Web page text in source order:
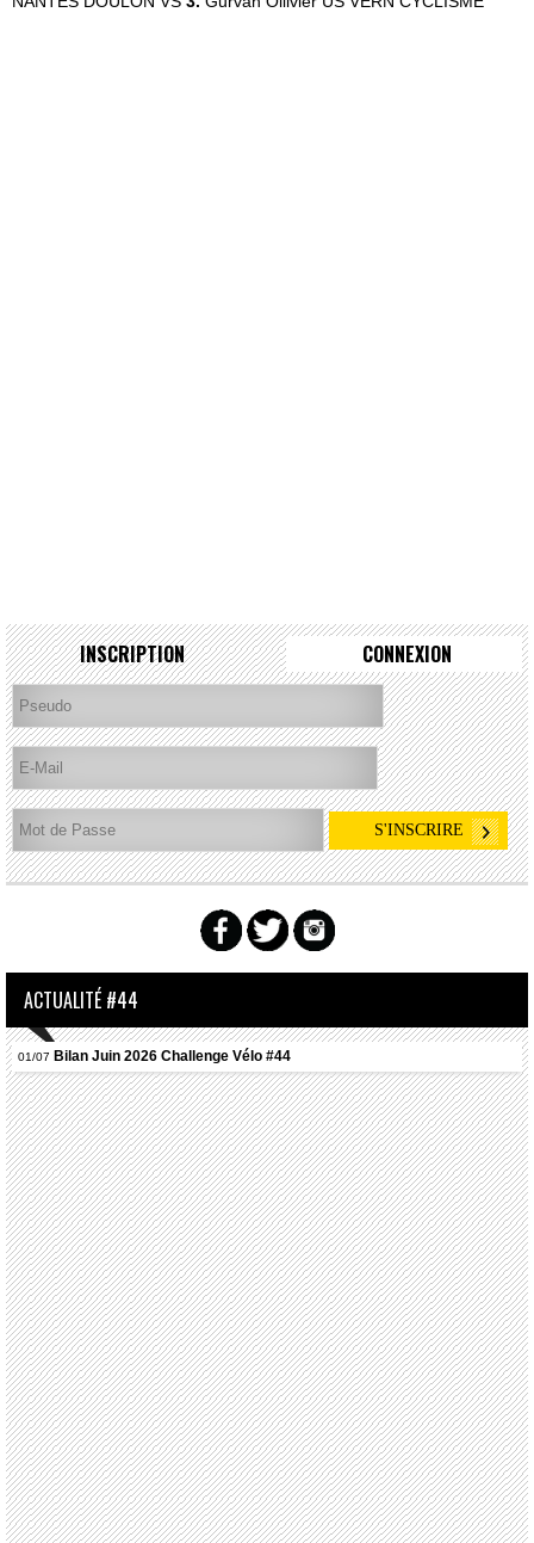
INSCRIPTION CONNEXION
ACTUALITÉ #44
01/07 Bilan Juin 2026 Challenge Vélo #44